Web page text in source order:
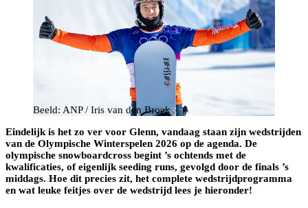
Beeld: ANP / Iris van den Broek
Eindelijk is het zo ver voor Glenn, vandaag staan zijn wedstrijden
van de Olympische Winterspelen 2026 op de agenda. De
olympische snowboardcross begint ’s ochtends met de
kwalificaties, of eigenlijk seeding runs, gevolgd door de finals ’s
middags. Hoe dit precies zit, het complete wedstrijdprogramma
en wat leuke feitjes over de wedstrijd lees je hieronder!